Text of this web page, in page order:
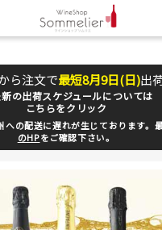
ら注文で最短8月9日(日)出
の出荷スケジュールについては
こちらをクリック
への配送に遅れが生じております。
のHPをご確認下さい。